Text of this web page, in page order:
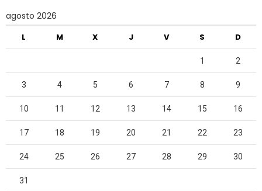
agosto 2026
L M X J V S D
1 2
3 4 5 6 7 8 9
10 11 12 13 14 15 16
17 18 19 20 21 22 23
24 25 26 27 28 29 30
31